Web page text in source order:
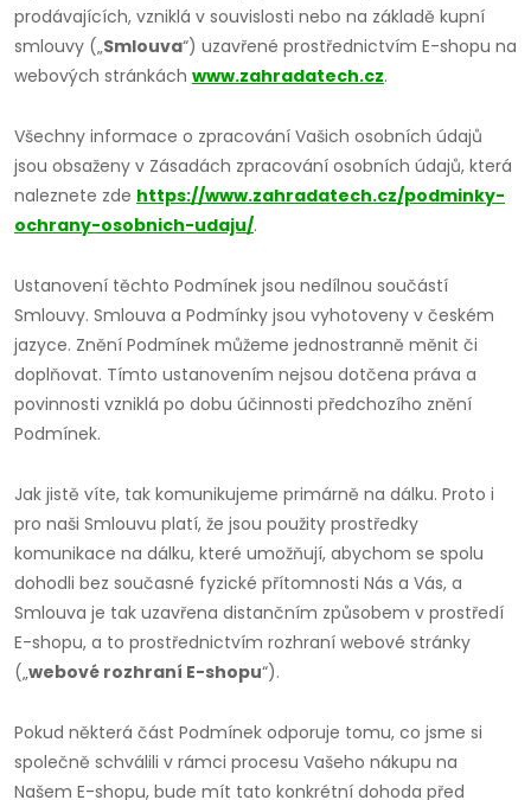
prodávajících, vzniklá v souvislosti nebo na základě kupní
smlouvy („Smlouva“) uzavřené prostřednictvím E-shopu na
webových stránkách www.zahradatech.cz.
Všechny informace o zpracování Vašich osobních údajů
jsou obsaženy v Zásadách zpracování osobních údajů, která
naleznete zde https://www.zahradatech.cz/podminky-
ochrany-osobnich-udaju/.
Ustanovení těchto Podmínek jsou nedílnou součástí
Smlouvy. Smlouva a Podmínky jsou vyhotoveny v českém
jazyce. Znění Podmínek můžeme jednostranně měnit či
doplňovat. Tímto ustanovením nejsou dotčena práva a
povinnosti vzniklá po dobu účinnosti předchozího znění
Podmínek.
Jak jistě víte, tak komunikujeme primárně na dálku. Proto i
pro naši Smlouvu platí, že jsou použity prostředky
komunikace na dálku, které umožňují, abychom se spolu
dohodli bez současné fyzické přítomnosti Nás a Vás, a
Smlouva je tak uzavřena distančním způsobem v prostředí
E-shopu, a to prostřednictvím rozhraní webové stránky
(„webové rozhraní E-shopu“).
Pokud některá část Podmínek odporuje tomu, co jsme si
společně schválili v rámci procesu Vašeho nákupu na
Našem E-shopu, bude mít tato konkrétní dohoda před